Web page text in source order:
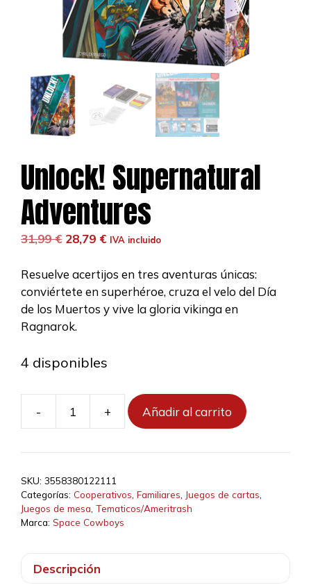
Unlock! Supernatural
Adventures
31,99€ El
original
era:
31,99 €.
28,79 €El
actual
es:
28,79 €.
IVA incluido
Resuelve acertijos en tres aventuras únicas:
conviértete en superhéroe, cruza el velo del Día
de los Muertos y vive la gloria vikinga en
Ragnarok.
4 disponibles
-
Unlock!
Adventures
+ Añadir al carrito
SKU: 3558380122111
Categorías: Cooperativos Familiares Juegos de cartas
Juegos de mesa Tematicos/Ameritrash
Marca: Space Cowboys
Descripción